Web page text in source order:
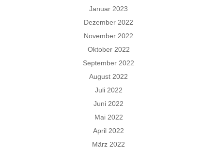
Januar 2023
Dezember 2022
November 2022
Oktober 2022
September 2022
August 2022
Juli 2022
Juni 2022
Mai 2022
April 2022
März 2022